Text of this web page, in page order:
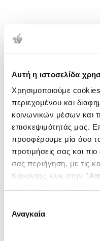
Αυτή η ιστοσελίδα
Χρησιμοποιούμε
περιεχομένου και
κοινωνικών μέσων και
επισκεψιμότητάς μας.
προσφέρουμε μία όσο το
προτιμήσεις σας και
σας περιήγηση, με τις
Κάνοντας κλικ στην ‘’
ενδιαφέρουν και να
συγκατάθεσης
Αναγκαία